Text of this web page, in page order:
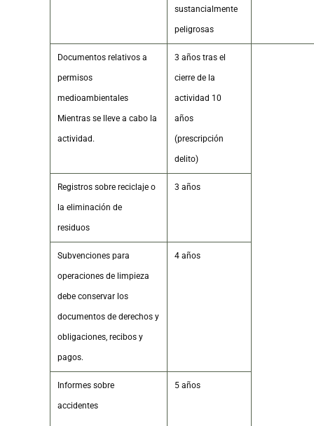
sustancialmente
peligrosas
Documentos relativos a
permisos
medioambientales
Mientras se lleve a cabo la
actividad.
3 años tras el
cierre de la
actividad 10
años
(prescripción
delito)
Registros sobre reciclaje o
la eliminación de
residuos
3 años
Subvenciones para
operaciones de limpieza
debe conservar los
documentos de derechos y
obligaciones, recibos y
pagos.
4 años
Informes sobre
accidentes
5 años